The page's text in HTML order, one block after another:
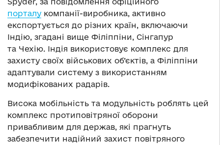
порталу компанії-виробника, активно
експортується до різних країн, включаючи
Індію, згадані вище Філіппіни, Сінгапур
та Чехію. Індія використовує комплекс для
захисту своїх військових об’єктів, а Філіппіни
адаптували систему з використанням
модифікованих радарів.
Висока мобільність та модульність роблять цей
комплекс протиповітряної оборони
привабливим для держав, які прагнуть
забезпечити надійний захист повітряного